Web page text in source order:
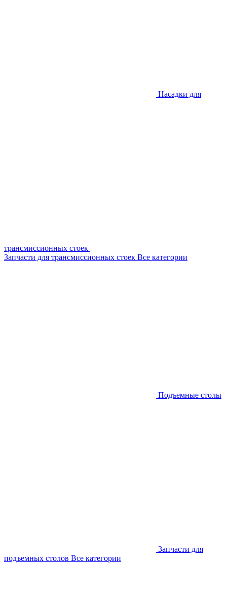
Насадки для
трансмиссионных стоек
Запчасти для трансмиссионных стоек Все категории
Подъемные столы
Запчасти для
подъемных столов Все категории